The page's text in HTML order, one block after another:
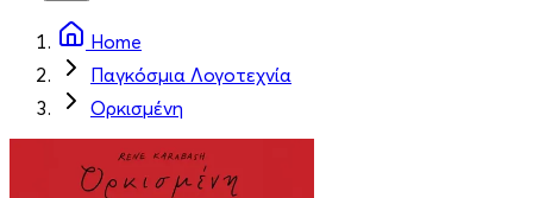
Home
Παγκόσμια Λογοτεχνία
Ορκισμένη